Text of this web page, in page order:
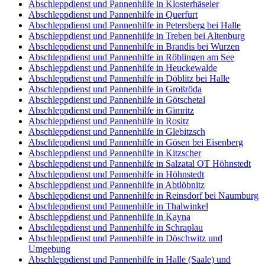
Abschleppdienst und Pannenhilfe in Klosterhäseler
Abschleppdienst und Pannenhilfe in Querfurt
Abschleppdienst und Pannenhilfe in Petersberg bei Halle
Abschleppdienst und Pannenhilfe in Treben bei Altenburg
Abschleppdienst und Pannenhilfe in Brandis bei Wurzen
Abschleppdienst und Pannenhilfe in Röblingen am See
Abschleppdienst und Pannenhilfe in Heuckewalde
Abschleppdienst und Pannenhilfe in Döblitz bei Halle
Abschleppdienst und Pannenhilfe in Großröda
Abschleppdienst und Pannenhilfe in Götschetal
Abschleppdienst und Pannenhilfe in Gimritz
Abschleppdienst und Pannenhilfe in Rositz
Abschleppdienst und Pannenhilfe in Glebitzsch
Abschleppdienst und Pannenhilfe in Gösen bei Eisenberg
Abschleppdienst und Pannenhilfe in Kitzscher
Abschleppdienst und Pannenhilfe in Salzatal OT Höhnstedt
Abschleppdienst und Pannenhilfe in Höhnstedt
Abschleppdienst und Pannenhilfe in Abtlöbnitz
Abschleppdienst und Pannenhilfe in Reinsdorf bei Naumburg
Abschleppdienst und Pannenhilfe in Thalwinkel
Abschleppdienst und Pannenhilfe in Kayna
Abschleppdienst und Pannenhilfe in Schraplau
Abschleppdienst und Pannenhilfe in Döschwitz und
Umgebung
Abschleppdienst und Pannenhilfe in Halle (Saale) und